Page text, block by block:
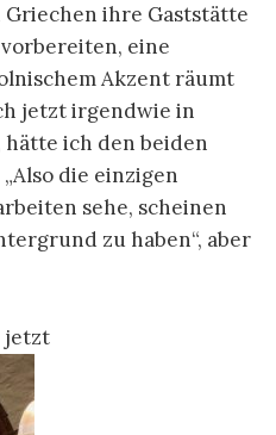
ihre Gaststätte
eine
Akzent räumt
jetzt irgendwie in
hätte ich den beiden
die einzigen
sehe, scheinen
zu haben“, aber
jetzt